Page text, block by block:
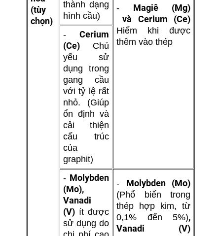
(tùy
chọn)
thành dạng
hình cầu)
- Magiê (Mg)
và Cerium (Ce)
Hiếm khi được
thêm vào thép
- Cerium
(Ce)
Chủ
yếu sử
dụng trong
gang cầu
với tỷ lệ rất
nhỏ. (Giúp
ổn định và
cải thiện
cấu trúc
của
graphit)
- Molybden
(Mo),
Vanadi
(V) ít được
sử dụng do
- Molybden (Mo)
(Phổ biến trong
thép hợp kim, từ
0,1% đến 5%),
Vanadi (V)